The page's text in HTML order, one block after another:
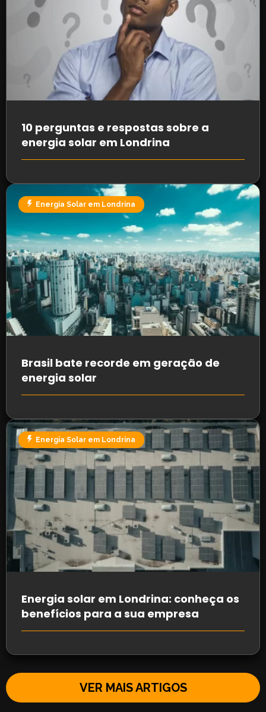
10 perguntas e respostas sobre a
energia solar em Londrina
Energia Solar em Londrina
Brasil bate recorde em geração de
energia solar
Energia Solar em Londrina
Energia solar em Londrina: conheça os
benefícios para a sua empresa
VER MAIS ARTIGOS